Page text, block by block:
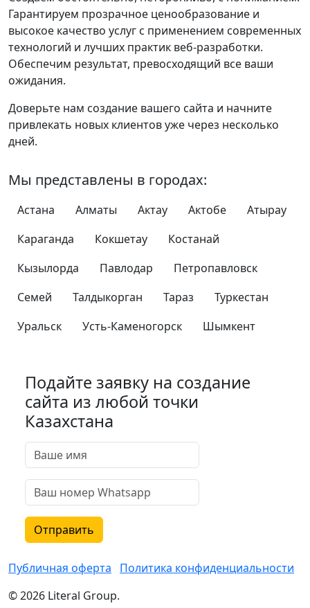
Гарантируем прозрачное ценообразование и
высокое качество услуг с применением современных
технологий и лучших практик веб-разработки.
Обеспечим результат, превосходящий все ваши
ожидания.
Доверьте нам создание вашего сайта и начните
привлекать новых клиентов уже через несколько
дней.
Мы представлены в городах:
Астана Алматы Актау Актобе
Атырау
Караганда
Кокшетау
Костанай
Кызылорда
Павлодар
Петропавловск
Семей
Талдыкорган Тараз
Туркестан
Уральск
Усть-Каменогорск Шымкент
Подайте заявку на создание
сайта из любой точки
Казахстана
Отправить
Публичная оферта
Политика конфиденциальности
© 2026 Literal Group.